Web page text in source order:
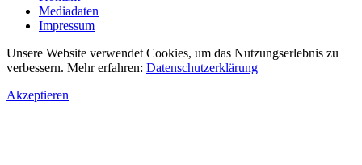
Mediadaten
Impressum
Unsere Website verwendet Cookies, um das Nutzungserlebnis zu
verbessern. Mehr erfahren: Datenschutzerklärung
Akzeptieren